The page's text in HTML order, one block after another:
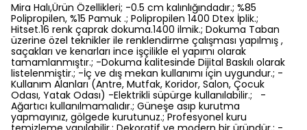
Mira Halı,Ürün Özellikleri; -0.5 cm kalınlığındadır.; %85
Polipropilen, %15 Pamuk .; Polipropilen 1400 Dtex İplik.;
Hitset.16 renk çaprak dokuma.1400 ilmik.; Dokuma Taban
üzerine özel teknikler ile renklendirme çalışması yapılmış ,
saçakları ve kenarları ince işçilikle el yapımı olarak
tamamlanmıştır.; -Dokuma kalitesinde Dijital Baskılı olarak
listelenmiştir.; -İç ve dış mekan kullanımı için uygundur.; -
Kullanım Alanları (Antre, Mutfak, Koridor, Salon, Çocuk
Odası, Yatak Odası) -Elektrikli süpürge kullanılabilir.; -
Ağartıcı kullanılmamalıdır.; Güneşe asıp kurutma
yapmayınız, gölgede kurutunuz.; Profesyonel kuru